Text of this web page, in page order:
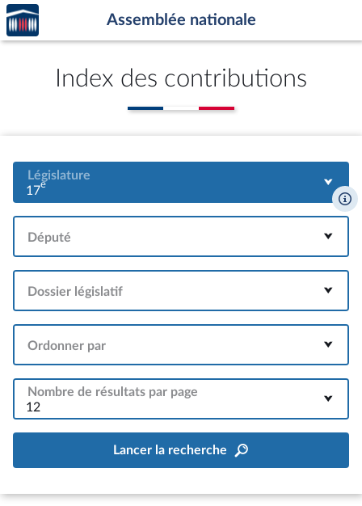
Aller au contenu
Aller en bas de la page
Accèder
à la
page
Assemblée nationale
Index des contributions
Législature
17e
Député
Dossier législatif
Ordonner par
Nombre de résultats par page
12
Lancer la recherche